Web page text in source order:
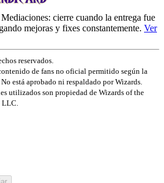
Mediaciones: cierre cuando la entrega fue
mejoras y fixes constantemente. Ver
reservados.
de fans no oficial permitido según la
está aprobado ni respaldado por Wizards.
utilizados son propiedad de Wizards of the